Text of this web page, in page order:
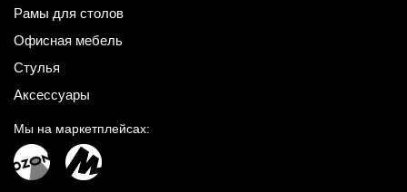
Рамы для столов
Офисная мебель
Стулья
Аксессуары
Мы на маркетплейсах: